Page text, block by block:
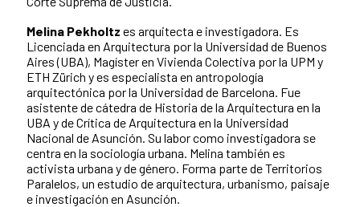
Melina Pekholtz es arquitecta e investigadora. Es
Licenciada en Arquitectura por la Universidad de Buenos
Aires (UBA), Magíster en Vivienda Colectiva por la UPM y
ETH Zürich y es especialista en antropología
arquitectónica por la Universidad de Barcelona. Fue
asistente de cátedra de Historia de la Arquitectura en la
UBA y de Crítica de Arquitectura en la Universidad
Nacional de Asunción. Su labor como investigadora se
centra en la sociología urbana. Melina también es
activista urbana y de género. Forma parte de Territorios
Paralelos, un estudio de arquitectura, urbanismo, paisaje
e investigación en Asunción.